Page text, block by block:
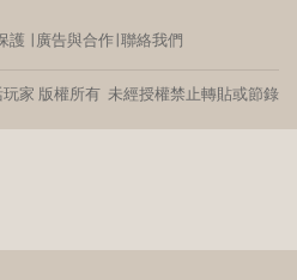
護 ∣ 廣告與合作∣聯絡我們
家 版權所有 未經授權禁止轉貼或節錄